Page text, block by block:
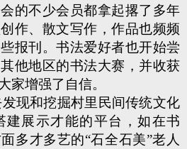
的不少会员都拿起撂了多年
作、散文写作，作品也频频
报刊。书法爱好者也开始尝
他地区的书法大赛，并收获
家增强了自信。
现和挖掘村里民间传统文化
建展示才能的平台，如在书
多才多艺的“石全石美”老人